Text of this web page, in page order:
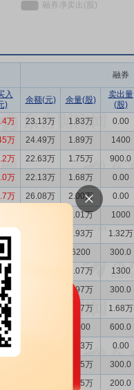
融券
入
)
余额(元) 余量(股)
卖出量
(股)
万 23.13万 1.83万 0.00
万 24.49万 1.89万 1400
万 22.63万 1.75万 900.0
万 22.13万 1.68万 0.00
万 26.08万 2.00万 0.00
2.01万 1000
1.93万 1.32万
万 6200 300.0
万 2.07万 1300
万 1.97万 300.0
万 2.07万 1.68万
万 3900 600.0
万 1.73万 0.00
1.75万 300.0
万 1.75万 200.0